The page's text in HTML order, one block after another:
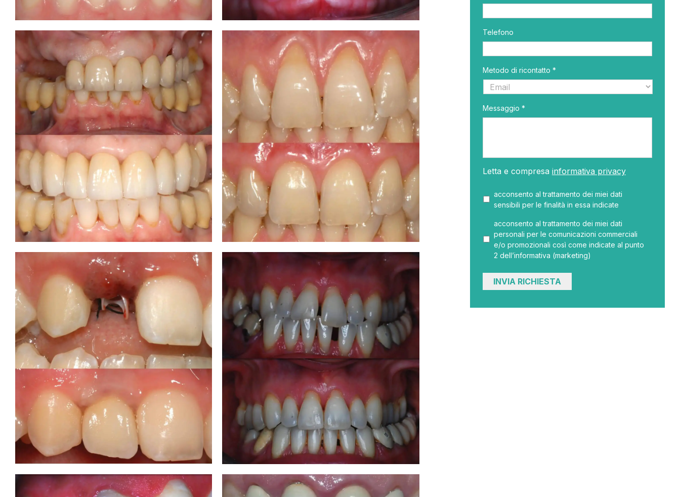
Telefono
Metodo di ricontatto *
Messaggio *
Letta e compresa informativa privacy
acconsento al trattamento dei miei dati
sensibili per le finalità in essa indicate
acconsento al trattamento dei miei dati
personali per le comunicazioni commerciali
e/o promozionali così come indicate al punto
2 dell’informativa (marketing)